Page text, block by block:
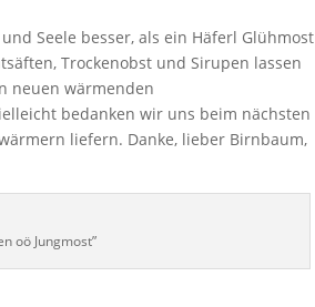
Seele besser, als ein Häferl Glühmost
Trockenobst und Sirupen lassen
neuen wärmenden
bedanken wir uns beim nächsten
liefern. Danke, lieber Birnbaum,
oö Jungmost”